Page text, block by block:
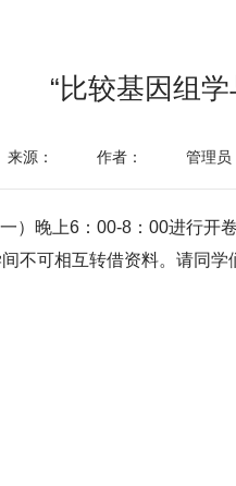
“比较基因组
来源： 作者： 管理员
）晚上6：00-8：00进行
不可相互转借资料。请同学